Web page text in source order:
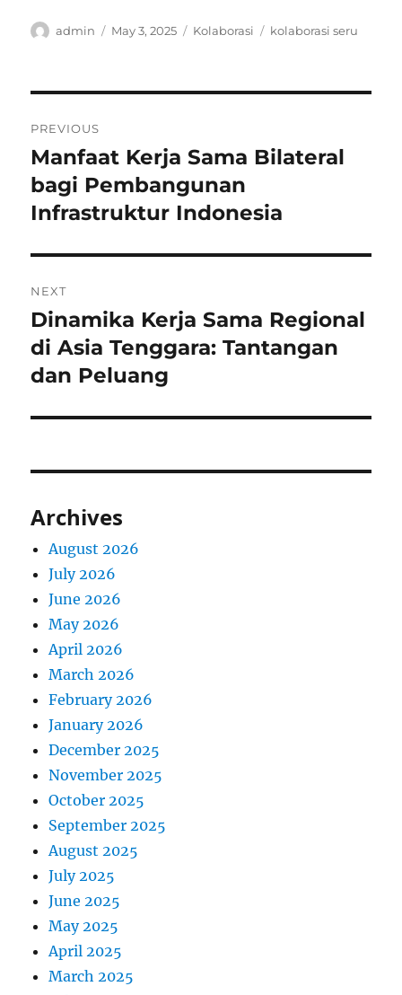
Author
admin
Posted
May 3, 2025 Categories
Kolaborasi Tags
kolaborasi seru
navigation
PREVIOUS
Previous
post:
Manfaat Kerja Sama Bilateral
bagi Pembangunan
Infrastruktur Indonesia
NEXT
Next
post:
Dinamika Kerja Sama Regional
di Asia Tenggara: Tantangan
dan Peluang
Archives
August 2026
July 2026
June 2026
May 2026
April 2026
March 2026
February 2026
January 2026
December 2025
November 2025
October 2025
September 2025
August 2025
July 2025
June 2025
May 2025
April 2025
March 2025